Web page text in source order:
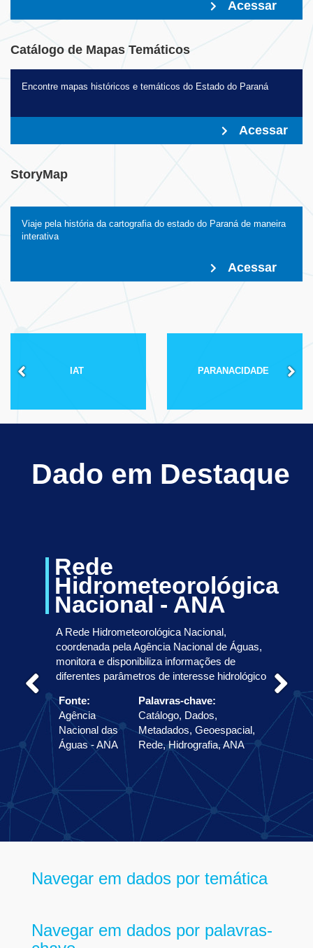
Acessar
Catálogo de Mapas Temáticos
Encontre mapas históricos e temáticos do Estado do Paraná
Acessar
StoryMap
Viaje pela história da cartografia do estado do Paraná de maneira
interativa
Acessar
IAT PARANACIDADE
Dado em Destaque
Rede
Hidrometeorológica
Nacional - ANA
A Rede Hidrometeorológica Nacional,
coordenada pela Agência Nacional de Águas,
monitora e disponibiliza informações de
diferentes parâmetros de interesse hidrológico
Fonte:
Agência
Nacional das
Águas - ANA
Palavras-chave:
Catálogo, Dados,
Metadados, Geoespacial,
Rede, Hidrografia, ANA
Navegar em dados por temática
Navegar em dados por palavras-